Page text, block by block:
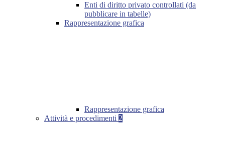
Enti di diritto privato controllati (da
pubblicare in tabelle)
Rappresentazione grafica
Rappresentazione grafica
Attività e procedimenti 2